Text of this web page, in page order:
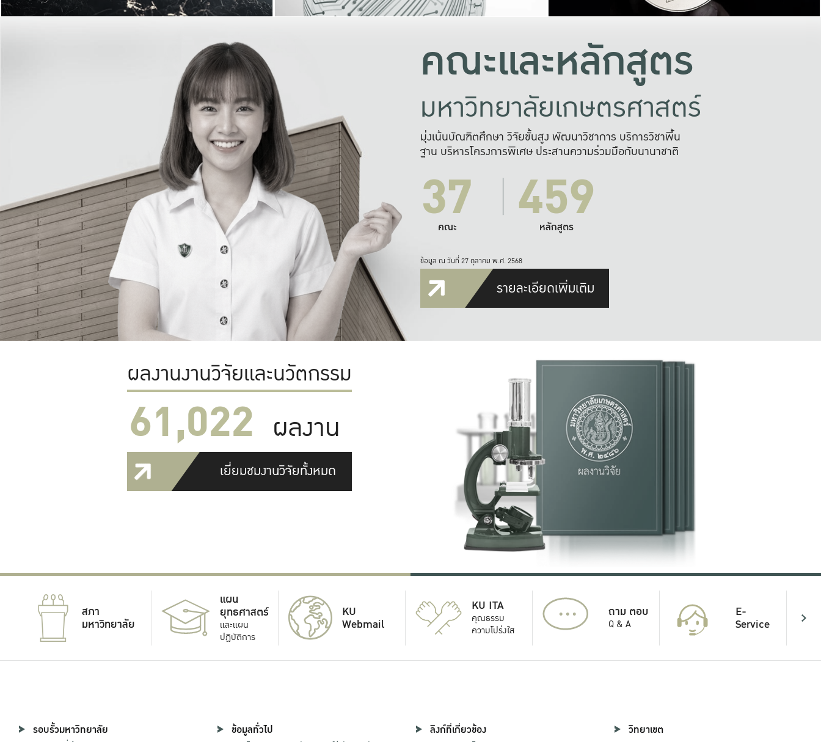
คณะและหลักสูตร
มหาวิทยาลัยเกษตรศาสตร์
มุ่งเน้นบัณฑิตศึกษา วิจัยขั้นสูง พัฒนาวิชาการ บริการวิชาพื้น
ฐาน บริหารโครงการพิเศษ ประสานความร่วมมือกับนานาชาติ
37
คณะ 459
หลักสูตร
ข้อมูล ณ วันที่ 27 ตุลาคม พ.ศ. 2568
รายละเอียดเพิ่มเติม
ผลงานงานวิจัยและนวัตกรรม
61,022 ผลงาน
เยี่ยมชมงานวิจัยทั้งหมด
สภา
มหาวิทยาลัย
แผน
ยุทธศาสตร์
และแผน
ปฏิบัติการ
KU
Webmail
KU ITA
คุณธรรม
ความโปร่งใส
... ถาม ตอบ
Q & A
E-
Service
รอบรั้วมหาวิทยาลัย ข้อมูลทั่วไป ลิงก์ที่เกี่ยวข้อง วิทยาเขต